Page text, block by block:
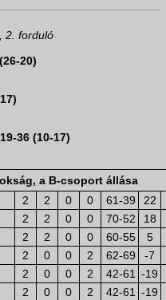
2. forduló
20)
36 (10-17)
a B-csoport állása
2 2 0 0 61-39
22
2 2 0 0 70-52
18
2 2 0 0 60-55
5
2 0 0 2 62-69
-7
2 0 0 2 42-61 -19
2 0 0 2 42-61 -19